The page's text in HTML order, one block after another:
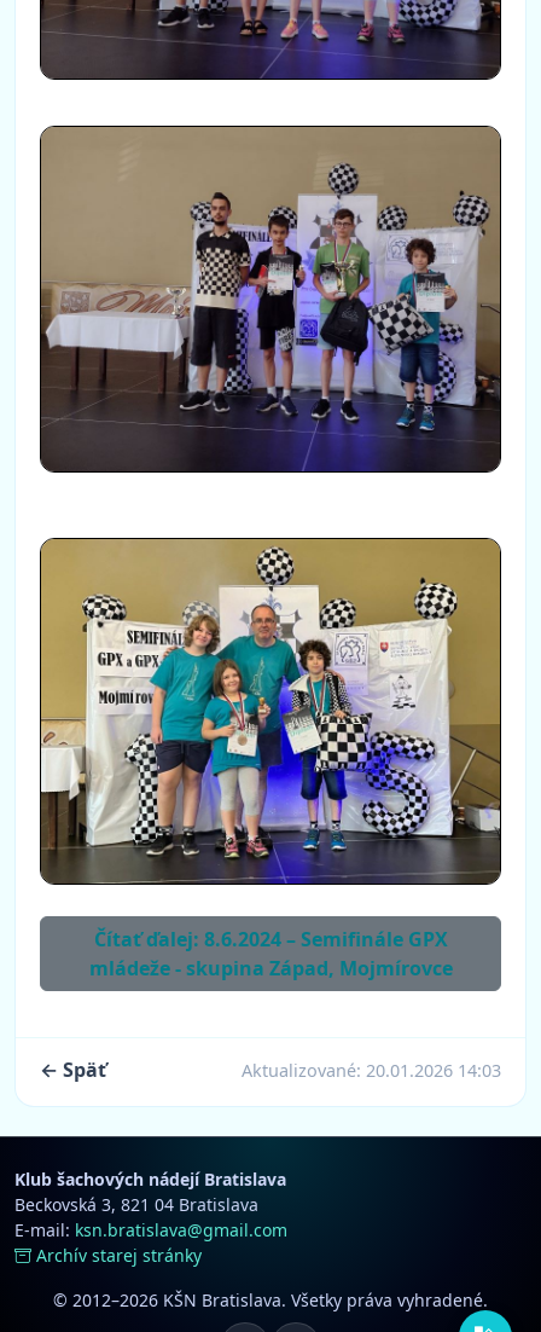
Čítať ďalej: 8.6.2024 – Semifinále GPX
mládeže - skupina Západ, Mojmírovce
← Späť Aktualizované: 20.01.2026 14:03
Klub šachových nádejí Bratislava
Beckovská 3, 821 04 Bratislava
E-mail: ksn.bratislava@gmail.com
Archív starej stránky
© 2012–2026 KŠN Bratislava. Všetky práva vyhradené.